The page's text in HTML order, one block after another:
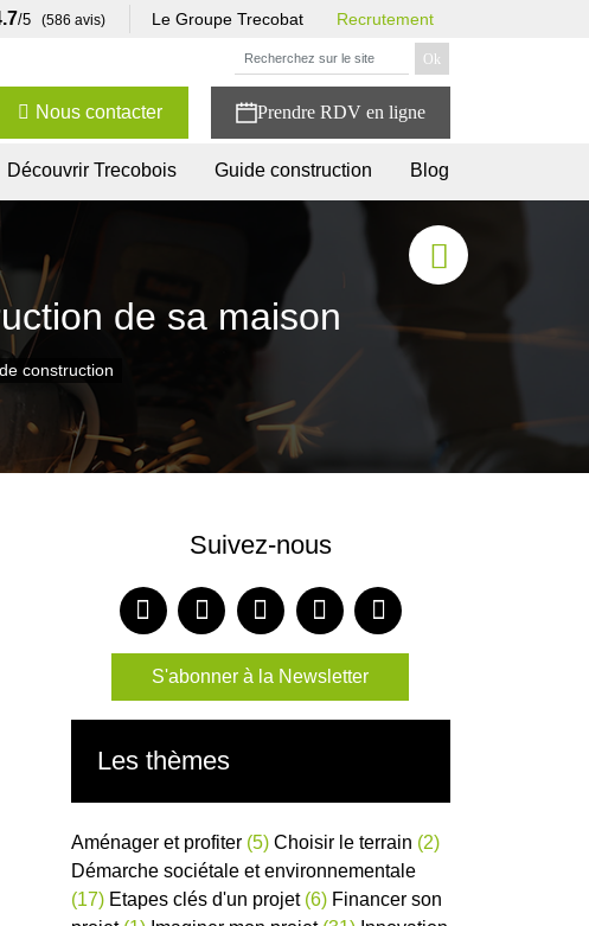
/5 (586 avis) Le Groupe Trecobat Recrutement
Nous contacter
Découvrir Trecobois Guide construction Blog
de sa maison
construction
Suivez-nous
S'abonner à la Newsletter
Les thèmes
Aménager et profiter (5) Choisir le terrain (2)
Démarche sociétale et environnementale
(17) Etapes clés d'un projet(6) Financer son